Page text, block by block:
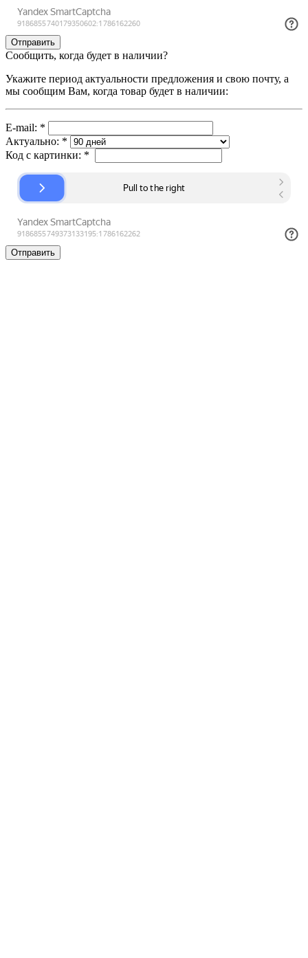
Сообщить, когда будет в наличии?
Укажите период актуальности предложения и свою почту, а
мы сообщим Вам, когда товар будет в наличии:
E-mail: *
Актуально: *
Код с картинки: *